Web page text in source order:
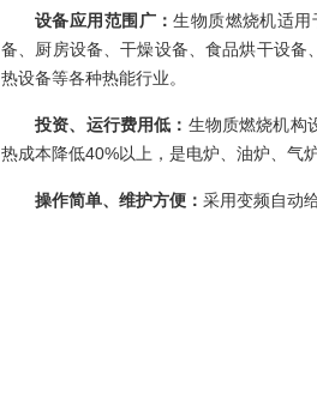
设备应用范围广：生物质燃烧机适
备、厨房设备、干燥设备 、食品烘干设备
热设备等各种热能行业。
投资、运行费用低： 生物质燃烧机构
热成本降低40%以上，是电炉、 油炉 、气
操作简单、维护方便： 采用变频自动